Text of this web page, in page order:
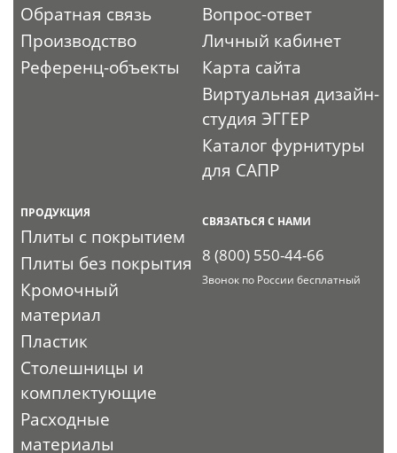
Обратная связь
Производство
Референц-объекты
Вопрос-ответ
Личный кабинет
Карта сайта
Виртуальная дизайн-
студия ЭГГЕР
Каталог фурнитуры
для САПР
ПРОДУКЦИЯ
Плиты с покрытием
Плиты без покрытия
Кромочный
материал
Пластик
Столешницы и
комплектующие
Расходные
материалы
СВЯЗАТЬСЯ С НАМИ
8 (800) 550-44-66
Звонок по России бесплатный